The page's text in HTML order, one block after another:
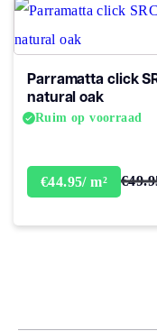
Parramatta click
natural oak
Ruim op voorraad
€44.95/ m²